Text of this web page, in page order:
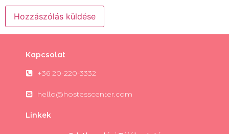
Kapcsolat
+36 20-220-3332
hello@hostesscenter.com
Linkek